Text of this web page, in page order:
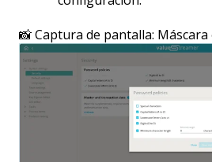
📸 Captura de pantalla: